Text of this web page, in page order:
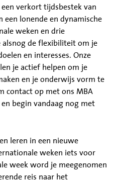
verkort tijdsbestek van
een lonende en dynamische
weken en drie
alsnog de flexibiliteit om je
en interesses. Onze
je actief helpen om je
en je onderwijs vorm te
contact op met ons MBA
begin vandaag nog met
leren in een nieuwe
weken iets voor
week word je meegenomen
reis naar het